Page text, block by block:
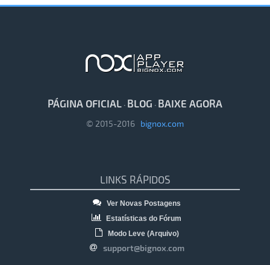
PÁGINA OFICIAL · BLOG · BAIXE AGORA
© 2015-2016 bignox.com
LINKS RÁPIDOS
Ver Novas Postagens
Estatísticas do Fórum
Modo Leve (Arquivo)
support@bignox.com